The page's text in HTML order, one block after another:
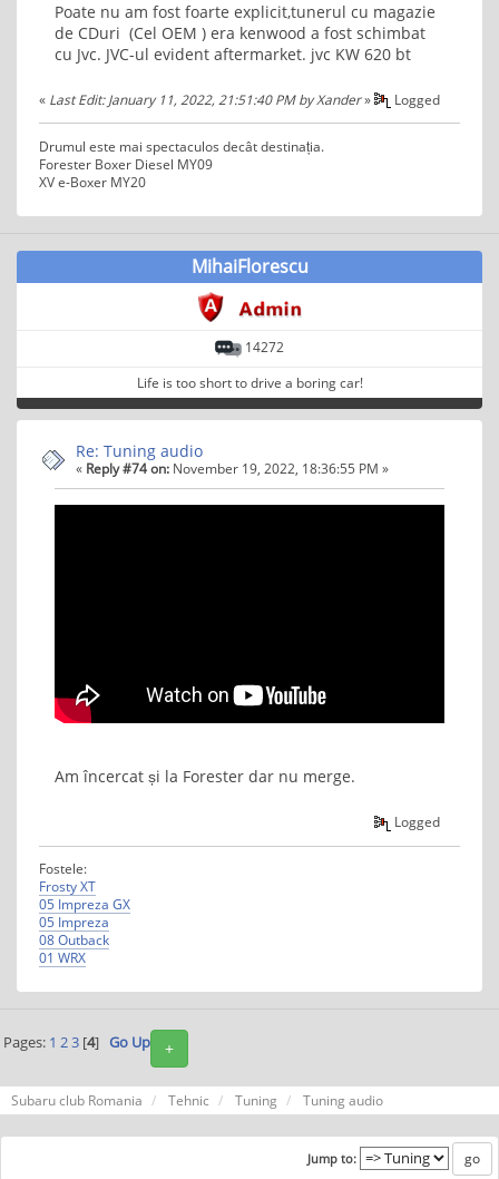
Poate nu am fost foarte explicit,tunerul cu magazie
de CDuri (Cel OEM ) era kenwood a fost schimbat
cu Jvc. JVC-ul evident aftermarket. jvc KW 620 bt
« Last Edit: January 11, 2022, 21:51:40 PM by Xander» Logged
Drumul este mai spectaculos decât destinația.
Forester Boxer Diesel MY09
XV e-Boxer MY20
MihaiFlorescu
14272
Life is too short to drive a boring car!
Re: Tuning audio
« Reply #74 on: November 19, 2022, 18:36:55 PM »
Am încercat și la Forester dar nu merge.
Logged
Fostele:
Frosty XT
05 Impreza GX
05 Impreza
08 Outback
01 WRX
+
Pages: 1 2 3[4] Go Up
Subaru club Romania Tehnic Tuning Tuning audio
Jump to: